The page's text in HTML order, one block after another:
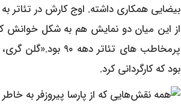
از این میان دو نمایش هم به شکل خوانش
پرمخاطب های
بود که کارگردانی کرد.